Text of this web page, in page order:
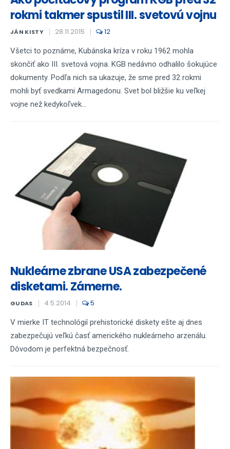
rokmi takmer spustil III. svetovú vojnu
JÁN KISTY 28.11.2015 12
Všetci to poznáme, Kubánska kríza v roku 1962 mohla
skončiť ako III. svetová vojna. KGB nedávno odhalilo šokujúce
dokumenty. Podľa nich sa ukazuje, že sme pred 32 rokmi
mohli byť svedkami Armagedonu. Svet bol bližšie ku veľkej
vojne než kedykoľvek...
Nukleárne zbrane USA zabezpečené
disketami. Zámerne.
GUDAS 4.5.2014 5
V mierke IT technológií prehistorické diskety ešte aj dnes
zabezpečujú veľkú časť amerického nukleárneho arzenálu.
Dôvodom je perfektná bezpečnosť.